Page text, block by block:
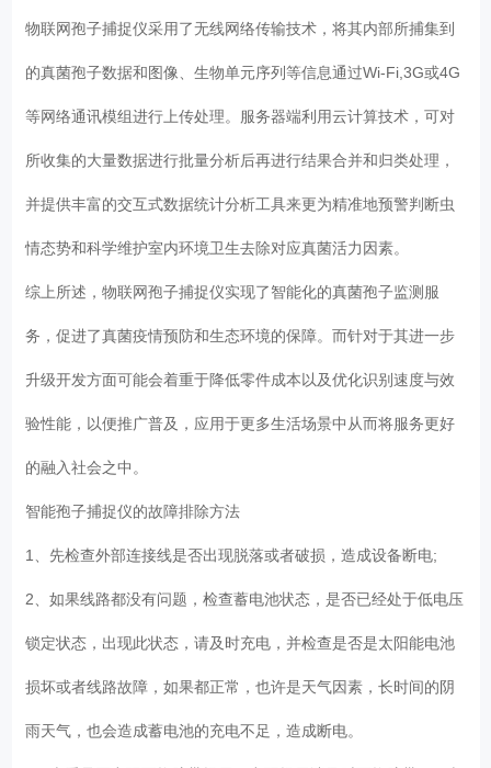
物联网孢子捕捉仪采用了无线网络传输技术，将其内部所捕集到
的真菌孢子数据和图像、生物单元序列等信息通过Wi-Fi,3G或4G
等网络通讯模组进行上传处理。服务器端利用云计算技术，可对
所收集的大量数据进行批量分析后再进行结果合并和归类处理，
并提供丰富的交互式数据统计分析工具来更为精准地预警判断虫
情态势和科学维护室内环境卫生去除对应真菌活力因素。
综上所述，物联网孢子捕捉仪实现了智能化的真菌孢子监测服
务，促进了真菌疫情预防和生态环境的保障。而针对于其进一步
升级开发方面可能会着重于降低零件成本以及优化识别速度与效
验性能，以便推广普及，应用于更多生活场景中从而将服务更好
的融入社会之中。
智能孢子捕捉仪的故障排除方法
1、先检查外部连接线是否出现脱落或者破损，造成设备断电;
2、如果线路都没有问题，检查蓄电池状态，是否已经处于低电压
锁定状态，出现此状态，请及时充电，并检查是否是太阳能电池
损坏或者线路故障，如果都正常，也许是天气因素，长时间的阴
雨天气，也会造成蓄电池的充电不足，造成断电。